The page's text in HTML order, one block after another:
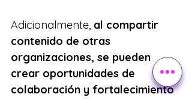
Adicionalmente, al compartir
contenido de otras
organizaciones, se pueden
crear oportunidades de
colaboración y fortalecimiento